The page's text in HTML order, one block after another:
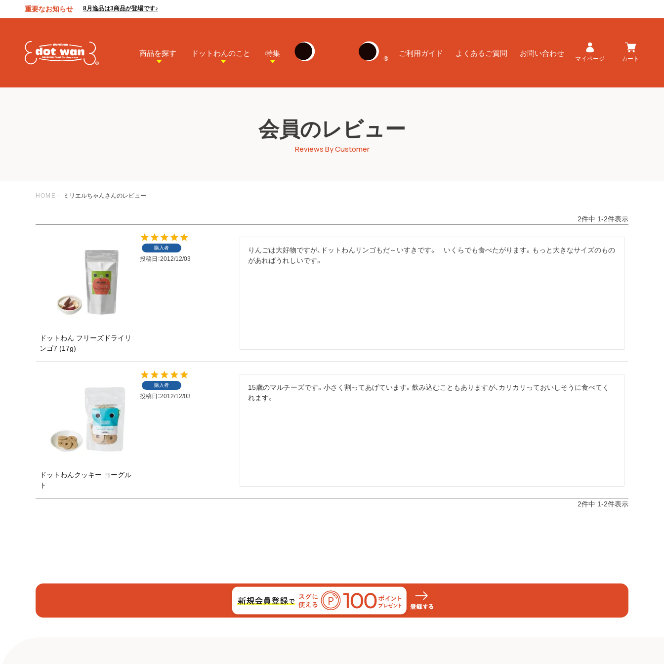
重要なお知らせ 8月逸品は3商品が登場です♪
特集
ドットわんのこと
商品を探す ご利用ガイド よくあるご質問 お問い合わせ
マイページ カート
会員のレビュー
Reviews By Customer
HOME ミリエルちゃんさんのレビュー
2件中 1-2件表示
ドットわん フリーズドライリ
ンゴ7 (17g)
購入者
投稿日 2012/12/03
りんごは大好物ですが、ドットわんリンゴもだ～いすきです。　いくらでも食べたがります。もっと大きなサイズのもの
があればうれしいです。
ドットわんクッキー ヨーグル
ト
購入者
投稿日 2012/12/03
15歳のマルチーズです。小さく割ってあげています。飲み込むこともありますが、カリカリっておいしそうに食べてく
れます。
2件中 1-2件表示